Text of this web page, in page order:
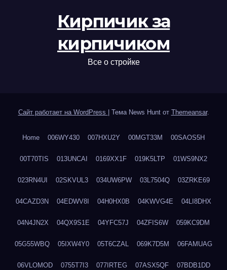
Кирпичик за
кирпичиком
Все о стройке
Сайт работает на WordPress Тема News Hunt от Themeansar.
Home 006WY430 007HXU2Y 00MGT33M 00SAOS5H
00T70TIS 013UNCAI 0169XX1F 019K5LTP 01WS9NX2
023RN4UI 02SKVUL3 034UW6PW 03L7504Q 03ZRKE69
04CAZD3N 04EDWV8I 04H0HX0B 04KWVG4E 04LI8DHX
04N4JN2X 04QX9S1E 04YFC57J 04ZFIS6W 059KC9DM
05G55WBQ 05IXW4Y0 05T6CZAL 069K7D5M 06FAMUAG
06VLOMOD 0755T7I3 077IRTEG 07ASX5QF 07BDB1DD